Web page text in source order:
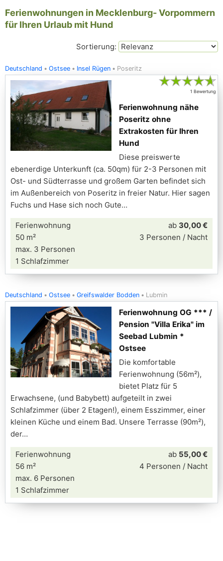
Ferienwohnungen in Mecklenburg- Vorpommern
für Ihren Urlaub mit Hund
Sortierung:
Deutschland Ostsee Insel Rügen Poseritz
★★★★★
1 Bewertung
Ferienwohnung nähe
Poseritz ohne
Extrakosten für Ihren
Hund
Diese preiswerte
ebenerdige Unterkunft (ca. 50qm) für 2-3 Personen mit
Ost- und Südterrasse und großem Garten befindet sich
im Außenbereich von Poseritz in freier Natur. Hier sagen
Fuchs und Hase sich noch Gute
Ferienwohnung
50 m²
max. 3 Personen
1 Schlafzimmer
ab 30,00 €
3 Personen / Nacht
Deutschland Ostsee Greifswalder Bodden Lubmin
Ferienwohnung OG *** /
Pension "Villa Erika" im
Seebad Lubmin *
Ostsee
Die komfortable
Ferienwohnung (56m²),
bietet Platz für 5
Erwachsene, (und Babybett) aufgeteilt in zwei
Schlafzimmer (über 2 Etagen!), einem Esszimmer, einer
kleinen Küche und einem Bad. Unsere Terrasse (90m²),
der
Ferienwohnung
56 m²
max. 6 Personen
1 Schlafzimmer
ab 55,00 €
4 Personen / Nacht